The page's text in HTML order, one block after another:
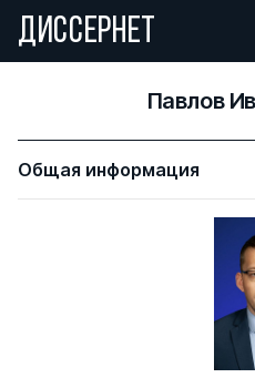
ДИССЕРНЕТ
Павлов
Общая информация